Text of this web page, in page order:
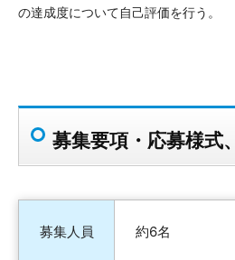
の達成度について自己評価を行う。
募集要項・応募様式
募集人員 約6名